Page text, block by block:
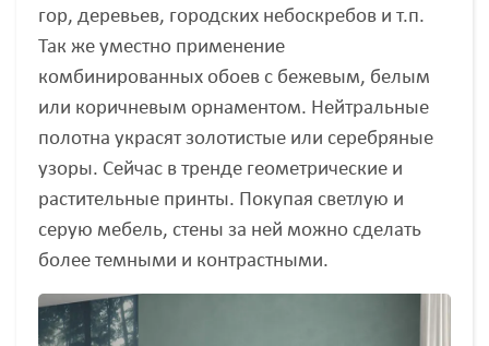
гор, деревьев, городских небоскребов и т.п.
Так же уместно применение
комбинированных обоев с бежевым, белым
или коричневым орнаментом. Нейтральные
полотна украсят золотистые или серебряные
узоры. Сейчас в тренде геометрические и
растительные принты. Покупая светлую и
серую мебель, стены за ней можно сделать
более темными и контрастными.